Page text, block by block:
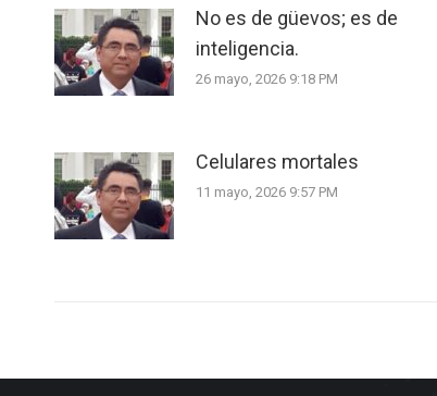
No es de güevos; es de
inteligencia.
26 mayo, 2026 9:18 PM
Celulares mortales
11 mayo, 2026 9:57 PM